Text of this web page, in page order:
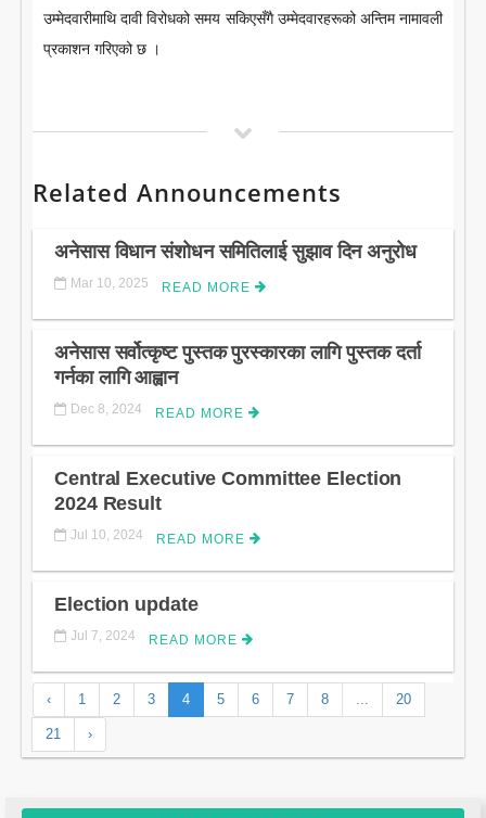
उम्मेदवारीमाथि दावी विरोधको समय सकिएसँगै उम्मेदवारहरूको अन्तिम नामावली
प्रकाशन गरिएको छ ।
Related Announcements
अनेसास विधान संशोधन समितिलाई सुझाव दिन अनुरोध
Mar 10, 2025 READ MORE
अनेसास सर्वोत्कृष्ट पुस्तक पुरस्कारका लागि पुस्तक दर्ता
गर्नका लागि आह्वान
Dec 8, 2024 READ MORE
Central Executive Committee Election
2024 Result
Jul 10, 2024 READ MORE
Election update
Jul 7, 2024 READ MORE
‹ 1 2 3 4 5 6 7 8 ... 20
21 ›